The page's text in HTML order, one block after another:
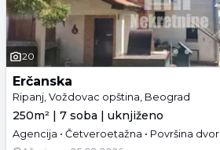
20
Erčanska
Ripanj, Voždovac opština, Beograd
250m² | 7 soba | uknjiženo